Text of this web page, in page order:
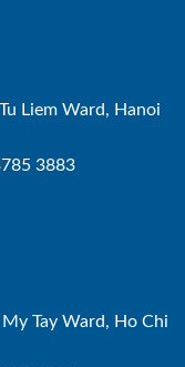
Liem Ward, Hanoi
3883
Tay Ward, Ho Chi